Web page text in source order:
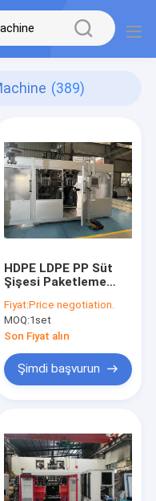
(389)
HDPE LDPE PP Süt
Şişesi Paketleme
Otomatik Sıvma
Kalıplama Makinesi
Fiyat:Price negotiation.
MOQ:1set
Son Fiyat alın
Şimdi başvurun